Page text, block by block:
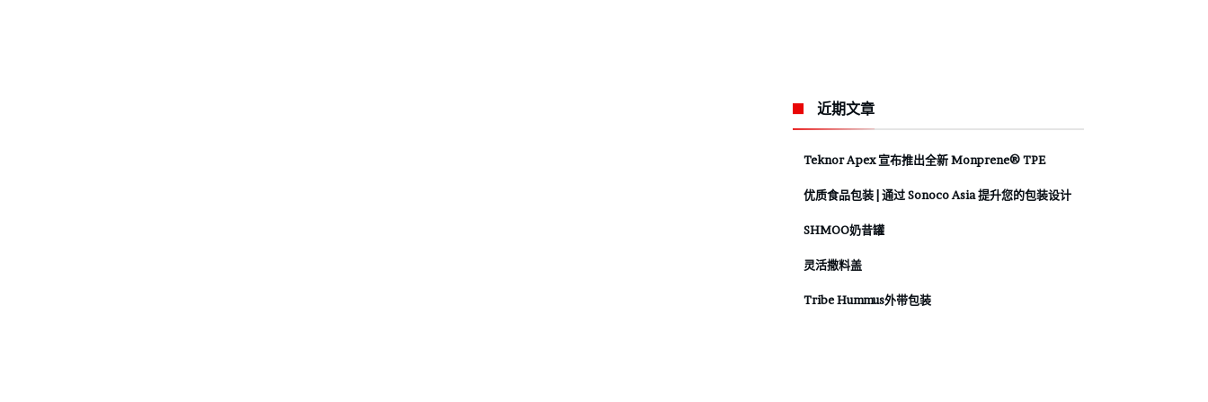
近期文章
Teknor Apex 宣布推出全新 Monprene® TPE
优质食品包装 | 通过 Sonoco Asia 提升您的包装设计
SHMOO奶昔罐
灵活撒料盖
Tribe Hummus外带包装